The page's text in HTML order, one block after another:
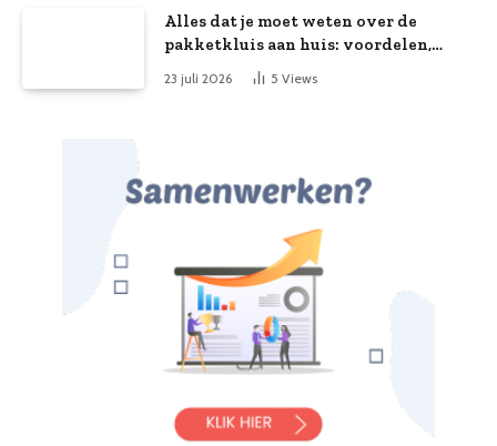
Alles dat je moet weten over de
pakketkluis aan huis: voordelen,
kooptips en belang
23 juli 2026 5 Views